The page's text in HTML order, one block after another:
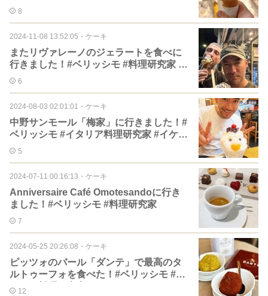
い #ローマ
8
2024-11-08 13:52:05 ・ ケーキ
またリヴァレーノのジェラートを食べに
行きました！#ベリッシモ #料理研究家 #
ローマ #グルメ
6
2024-08-03 02:01:01 ・ ケーキ
中野サンモール「梅家」に行きました！#
ベリッシモ #イタリア料理研究家 #イケオ
ジ #グルメ
5
2024-07-11 00:16:13 ・ ケーキ
Anniversaire Café Omotesandoに行き
ました！#ベリッシモ #料理研究家
7
2024-05-25 20:26:08 ・ ケーキ
ピッツォのバール「ダンテ」で最高のタ
ルトゥーフォを食べた！#ベリッシモ #イ
タリア料理研究家
12